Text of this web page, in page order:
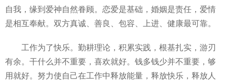
自我，缘到爱神自然眷顾。恋爱是基础，婚姻是责任，爱情
是相互奉献。双方真诚、善良、包容、上进、健康最可靠。
工作为了快乐。勤耕理论，积累实践，根基扎实，游刃
有余。干什么并不重要，喜欢就好。钱多钱少并不重要，够
用就好。努力使自己在工作中释放能量，释放快乐，释放人